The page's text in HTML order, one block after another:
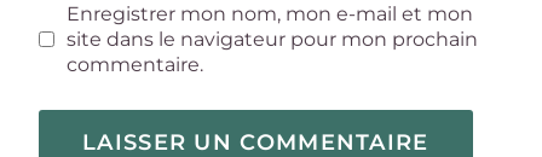
Enregistrer mon nom, mon e-mail et mon
site dans le navigateur pour mon prochain
commentaire.